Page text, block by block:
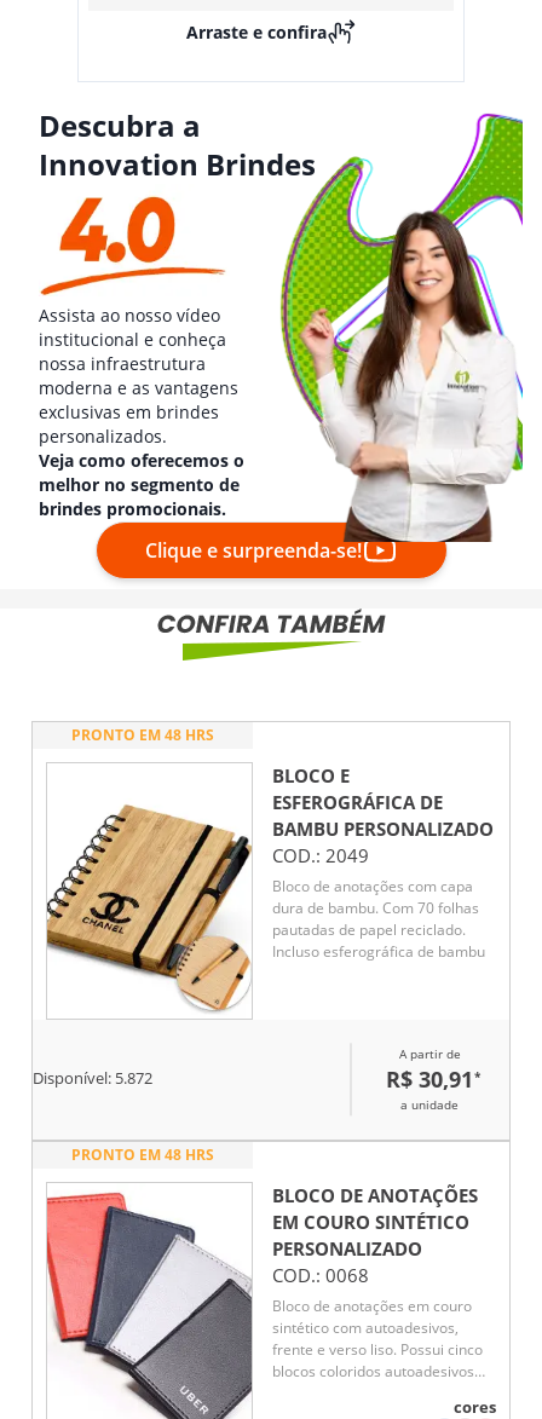
Arraste e confira
Descubra a
Innovation Brindes
Assista ao nosso vídeo
institucional e conheça
nossa infraestrutura
moderna e as vantagens
exclusivas em brindes
personalizados.
Veja como oferecemos o
melhor no segmento de
brindes promocionais.
Clique e surpreenda-se!
PRONTO EM 48 HRS
BLOCO E
ESFEROGRÁFICA DE
BAMBU PERSONALIZADO
COD.: 2049
Bloco de anotações com capa
dura de bambu. Com 70 folhas
pautadas de papel reciclado.
Incluso esferográfica de bambu
Disponível: 5.872
A partir de
R$ 30,91 *
a unidade
PRONTO EM 48 HRS
BLOCO DE ANOTAÇÕES
EM COURO SINTÉTICO
PERSONALIZADO
COD.: 0068
Bloco de anotações em couro
sintético com autoadesivos,
frente e verso liso. Possui cinco
blocos coloridos autoadesivos
cores